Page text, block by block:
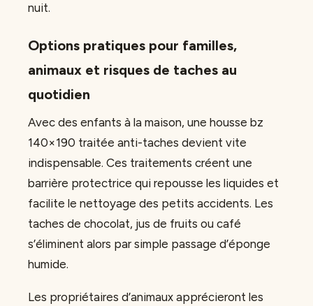
nuit.
Options pratiques pour familles,
animaux et risques de taches au
quotidien
Avec des enfants à la maison, une housse bz
140×190 traitée anti-taches devient vite
indispensable. Ces traitements créent une
barrière protectrice qui repousse les liquides et
facilite le nettoyage des petits accidents. Les
taches de chocolat, jus de fruits ou café
s’éliminent alors par simple passage d’éponge
humide.
Les propriétaires d’animaux apprécieront les